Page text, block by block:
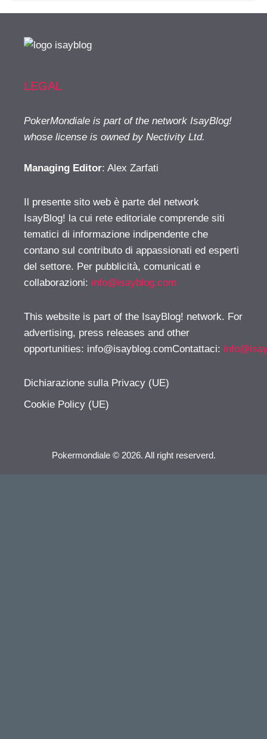
LEGAL
PokerMondiale is part of the network IsayBlog!
whose license is owned by Nectivity Ltd.
Managing Editor: Alex Zarfati
Il presente sito web è parte del network
IsayBlog! la cui rete editoriale comprende siti
tematici di informazione indipendente che
contano sul contributo di appassionati ed esperti
del settore. Per pubblicità, comunicati e
collaborazioni: info@isayblog.com
This website is part of the IsayBlog! network. For
advertising, press releases and other
opportunities: info@isayblog.comContattaci:
Dichiarazione sulla Privacy (UE)
Cookie Policy (UE)
Pokermondiale © 2026. All right reserverd.